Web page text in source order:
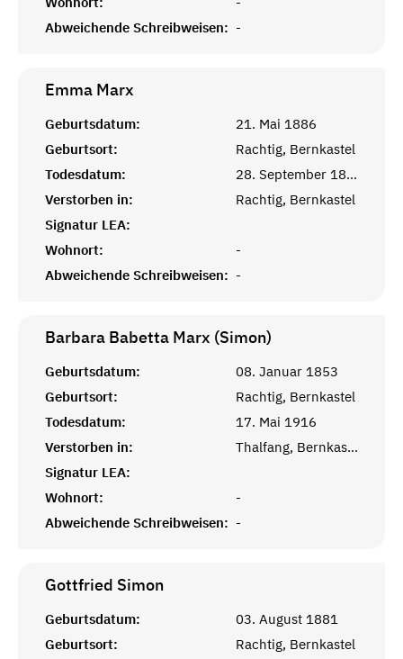
Abweichende Schreibweisen: -
Emma Marx
Geburtsdatum:
21. Mai 1886
Geburtsort:
Rachtig, Bernkastel
Todesdatum:
28. September 1888
Verstorben in:
Rachtig, Bernkastel
Signatur LEA:
Wohnort:
-
Abweichende Schreibweisen: -
Barbara Babetta Marx (Simon)
Geburtsdatum:
08. Januar 1853
Geburtsort:
Rachtig, Bernkastel
Todesdatum:
17. Mai 1916
Verstorben in:
Thalfang, Bernkastel-Wittlich
Signatur LEA:
Wohnort:
-
Abweichende Schreibweisen: -
Gottfried Simon
Geburtsdatum:
03. August 1881
Geburtsort:
Rachtig, Bernkastel